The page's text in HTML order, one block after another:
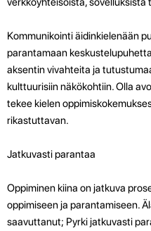
Kommunikointi äidinkielenään
parantamaan
aksentin vivahteita ja
kulttuurisiin näkökohtiin. Olla
tekee kielen
rikastuttavan.
Jatkuvasti parantaa
Oppiminen kiina on jatkuva
oppimiseen ja parantamiseen.
saavuttanut; Pyrki jatkuvasti